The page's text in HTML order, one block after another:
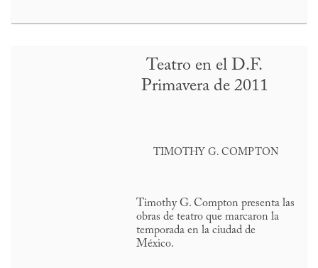
Teatro en el D.F.
Primavera de 2011
TIMOTHY G. COMPTON
Timothy G. Compton presenta las
obras de teatro que marcaron la
temporada en la ciudad de
México.